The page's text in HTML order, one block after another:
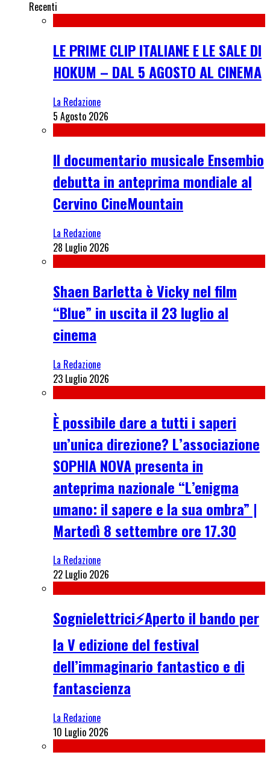
Recenti
LE PRIME CLIP ITALIANE E LE SALE DI
HOKUM – DAL 5 AGOSTO AL CINEMA
La Redazione
5 Agosto 2026
Il documentario musicale Ensembio
debutta in anteprima mondiale al
Cervino CineMountain
La Redazione
28 Luglio 2026
Shaen Barletta è Vicky nel film
“Blue” in uscita il 23 luglio al
cinema
La Redazione
23 Luglio 2026
È possibile dare a tutti i saperi
un’unica direzione? L’associazione
SOPHIA NOVA presenta in
anteprima nazionale “L’enigma
umano: il sapere e la sua ombra” |
Martedì 8 settembre ore 17.30
La Redazione
22 Luglio 2026
Sognielettrici⚡Aperto il bando per
la V edizione del festival
dell’immaginario fantastico e di
fantascienza
La Redazione
10 Luglio 2026